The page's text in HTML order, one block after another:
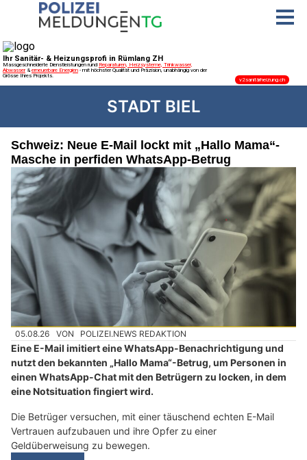
STADT BIEL
Schweiz: Neue E-Mail lockt mit „Hallo Mama“-
Masche in perfiden WhatsApp-Betrug
05.08.26 VON POLIZEI.NEWS REDAKTION
Eine E-Mail imitiert eine WhatsApp-Benachrichtigung und
nutzt den bekannten „Hallo Mama“-Betrug, um Personen in
einen WhatsApp-Chat mit den Betrügern zu locken, in dem
eine Notsituation fingiert wird.
Die Betrüger versuchen, mit einer täuschend echten E-Mail
Vertrauen aufzubauen und ihre Opfer zu einer
Geldüberweisung zu bewegen.